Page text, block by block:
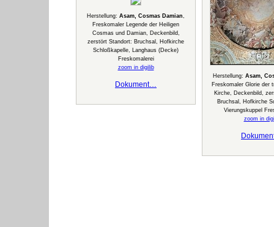
Herstellung: Asam, Cosmas Damian,
Freskomaler Legende der Heiligen
Cosmas und Damian, Deckenbild,
zerstört Standort: Bruchsal, Hofkirche
Schloßkapelle, Langhaus (Decke)
Freskomalerei
zoom in digilib
Dokument…
Herstellung: Asam,
Freskomaler Glorie der
Kirche, Deckenbild,
Bruchsal, Hofkirche
Vierungskuppel
zoom in